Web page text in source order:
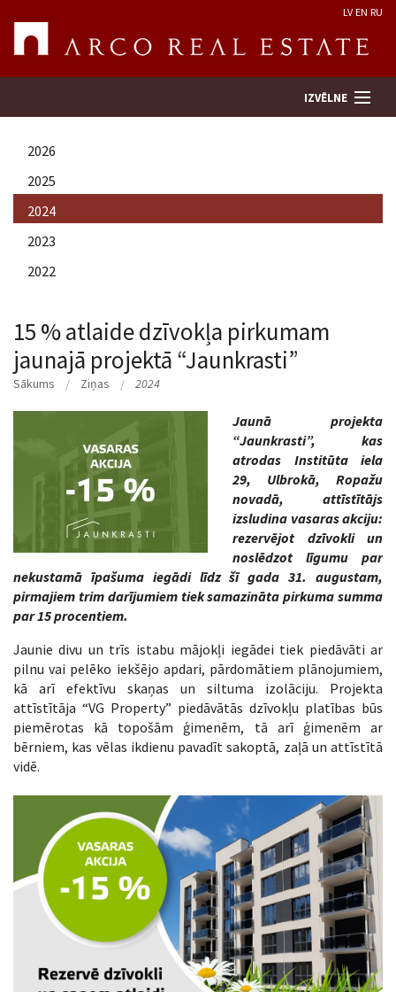
LV EN RU
IZVĒLNE
Meklēt īpašumu
Novērtēt īpašumu
Uzņēmums
Pakalpojumi
Kontakti
2026
2025
2024
2023
2022
15 % atlaide dzīvokļa pirkumam
jaunajā projektā “Jaunkrasti”
Sākums Ziņas 2024
Jaunā projekta
“Jaunkrasti”, kas
atrodas Institūta iela
29, Ulbrokā, Ropažu
novadā, attīstītājs
izsludina vasaras akciju:
rezervējot dzīvokli un
noslēdzot līgumu par
nekustamā īpašuma iegādi līdz šī gada 31. augustam,
pirmajiem trim darījumiem tiek samazināta pirkuma summa
par 15 procentiem.
Jaunie divu un trīs istabu mājokļi iegādei tiek piedāvāti ar
pilnu vai pelēko iekšējo apdari, pārdomātiem plānojumiem,
kā arī efektīvu skaņas un siltuma izolāciju. Projekta
attīstītāja “VG Property” piedāvātās dzīvokļu platības būs
piemērotas kā topošām ģimenēm, tā arī ģimenēm ar
bērniem, kas vēlas ikdienu pavadīt sakoptā, zaļā un attīstītā
vidē.